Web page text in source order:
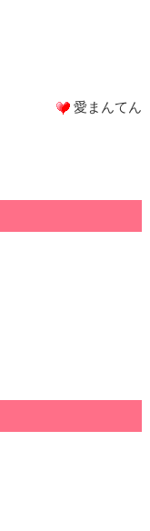
愛まんてん